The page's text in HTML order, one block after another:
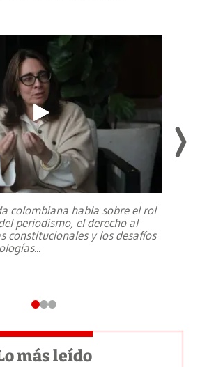
colombiana habla sobre el rol
periodismo, el derecho al
constitucionales y los desafíos
...
más leído